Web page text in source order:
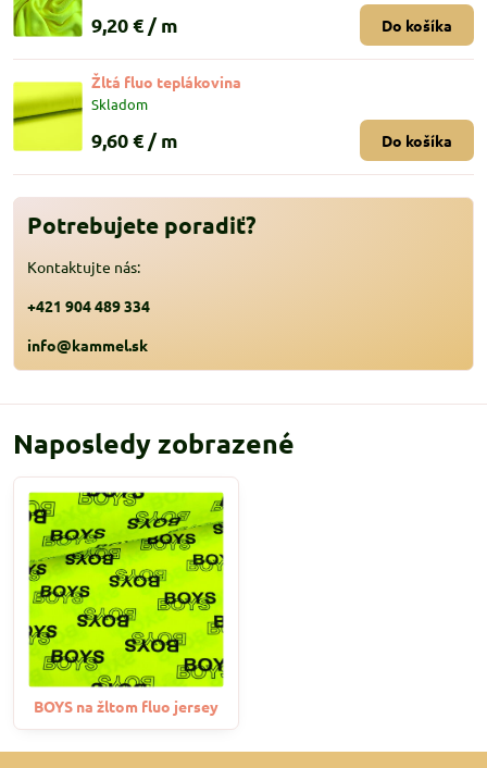
9,20 € / m Do košíka
Žltá fluo teplákovina
Skladom
9,60 € / m Do košíka
Potrebujete poradiť?
Kontaktujte nás:
+421 904 489 334
info@kammel.sk
Naposledy zobrazené
BOYS na žltom fluo jersey